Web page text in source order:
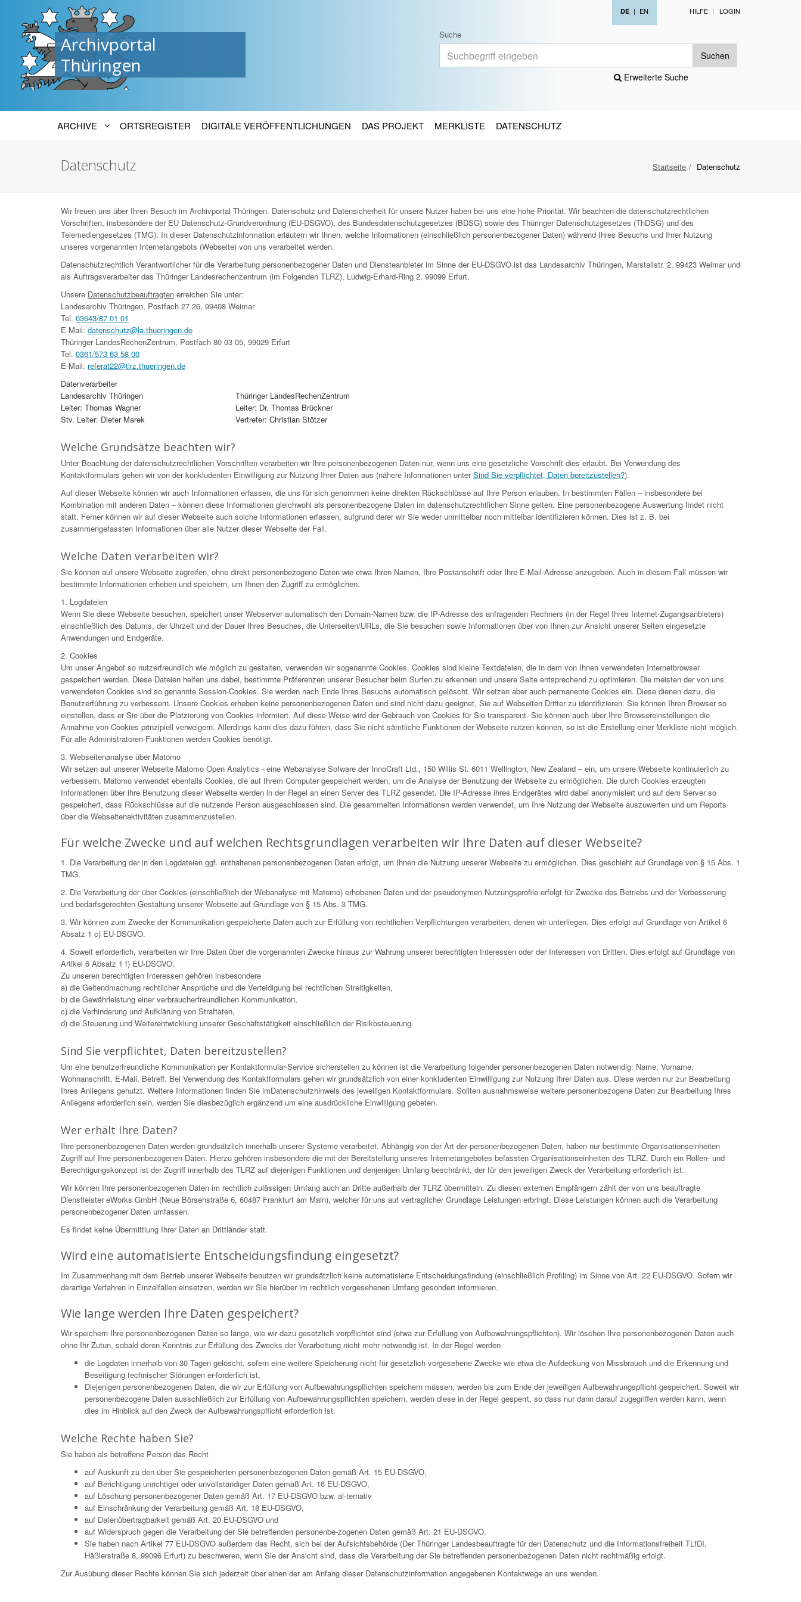
Archivportal
Thüringen
DE | EN HILFE LOGIN
Suche
Suchen
Erweiterte Suche
ARCHIVE ORTSREGISTER DIGITALE VERÖFFENTLICHUNGEN DAS PROJEKT MERKLISTE DATENSCHUTZ
Startseite Datenschutz
Datenschutz
Wir freuen uns über Ihren Besuch im Archivportal Thüringen. Datenschutz und Datensicherheit für unsere Nutzer haben bei uns eine hohe Priorität. Wir beachten die datenschutzrechtlichen
Vorschriften, insbesondere der EU Datenschutz-Grundverordnung (EU-DSGVO), des Bundesdatenschutzgesetzes (BDSG) sowie des Thüringer Datenschutzgesetzes (ThDSG) und des
Telemediengesetzes (TMG). In dieser Datenschutzinformation erläutern wir Ihnen, welche Informationen (einschließlich personenbezogener Daten) während Ihres Besuchs und Ihrer Nutzung
unseres vorgenannten Internetangebots (Webseite) von uns verarbeitet werden.
Datenschutzrechtlich Verantwortlicher für die Verarbeitung personenbezogener Daten und Diensteanbieter im Sinne der EU-DSGVO ist das Landesarchiv Thüringen, Marstallstr. 2, 99423 Weimar und
als Auftragsverarbeiter das Thüringer Landesrechenzentrum (im Folgenden TLRZ), Ludwig-Erhard-Ring 2, 99099 Erfurt.
Unsere Datenschutzbeauftragten erreichen Sie unter:
Landesarchiv Thüringen, Postfach 27 26, 99408 Weimar
Tel. 03643/87 01 01
E-Mail: datenschutz@la.thueringen.de
Thüringer LandesRechenZentrum, Postfach 80 03 05, 99029 Erfurt
Tel. 0361/573 63 58 00
E-Mail: referat22@tlrz.thueringen.de
Datenverarbeiter
Landesarchiv Thüringen
Leiter: Thomas Wagner
Stv. Leiter: Dieter Marek
Thüringer LandesRechenZentrum
Leiter: Dr. Thomas Brückner
Vertreter: Christian Stötzer
Welche Grundsätze beachten wir?
Unter Beachtung der datenschutzrechtlichen Vorschriften verarbeiten wir Ihre personenbezogenen Daten nur, wenn uns eine gesetzliche Vorschrift dies erlaubt. Bei Verwendung des
Kontaktformulars gehen wir von der konkludenten Einwilligung zur Nutzung Ihrer Daten aus (nähere Informationen unterSind Sie verpflichtet, Daten bereitzustellen?).
Auf dieser Webseite können wir auch Informationen erfassen, die uns für sich genommen keine direkten Rückschlüsse auf Ihre Person erlauben. In bestimmten Fällen – insbesondere bei
Kombination mit anderen Daten – können diese Informationen gleichwohl als personenbezogene Daten im datenschutzrechtlichen Sinne gelten. Eine personenbezogene Auswertung findet nicht
statt. Ferner können wir auf dieser Webseite auch solche Informationen erfassen, aufgrund derer wir Sie weder unmittelbar noch mittelbar identifizieren können. Dies ist z. B. bei
zusammengefassten Informationen über alle Nutzer dieser Webseite der Fall.
Welche Daten verarbeiten wir?
Sie können auf unsere Webseite zugreifen, ohne direkt personenbezogene Daten wie etwa Ihren Namen, Ihre Postanschrift oder Ihre E-Mail-Adresse anzugeben. Auch in diesem Fall müssen wir
bestimmte Informationen erheben und speichern, um Ihnen den Zugriff zu ermöglichen.
1. Logdateien
Wenn Sie diese Webseite besuchen, speichert unser Webserver automatisch den Domain-Namen bzw. die IP-Adresse des anfragenden Rechners (in der Regel Ihres Internet-Zugangsanbieters)
einschließlich des Datums, der Uhrzeit und der Dauer Ihres Besuches, die Unterseiten/URLs, die Sie besuchen sowie Informationen über von Ihnen zur Ansicht unserer Seiten eingesetzte
Anwendungen und Endgeräte.
2. Cookies
Um unser Angebot so nutzerfreundlich wie möglich zu gestalten, verwenden wir sogenannte Cookies. Cookies sind kleine Textdateien, die in dem von Ihnen verwendeten Internetbrowser
gespeichert werden. Diese Dateien helfen uns dabei, bestimmte Präferenzen unserer Besucher beim Surfen zu erkennen und unsere Seite entsprechend zu optimieren. Die meisten der von uns
verwendeten Cookies sind so genannte Session-Cookies. Sie werden nach Ende Ihres Besuchs automatisch gelöscht. Wir setzen aber auch permanente Cookies ein. Diese dienen dazu, die
Benutzerführung zu verbessern. Unsere Cookies erheben keine personenbezogenen Daten und sind nicht dazu geeignet, Sie auf Webseiten Dritter zu identifizieren. Sie können Ihren Browser so
einstellen, dass er Sie über die Platzierung von Cookies informiert. Auf diese Weise wird der Gebrauch von Cookies für Sie transparent. Sie können auch über Ihre Browsereinstellungen die
Annahme von Cookies prinzipiell verweigern. Allerdings kann dies dazu führen, dass Sie nicht sämtliche Funktionen der Webseite nutzen können, so ist die Erstellung einer Merkliste nicht möglich.
Für alle Administratoren-Funktionen werden Cookies benötigt.
3. Webseitenanalyse über Matomo
Wir setzen auf unserer Webseite Matomo Open Analytics - eine Webanalyse Sofware der InnoCraft Ltd., 150 Willis St. 6011 Wellington, New Zealand – ein, um unsere Webseite kontinuierlich zu
verbessern. Matomo verwendet ebenfalls Cookies, die auf Ihrem Computer gespeichert werden, um die Analyse der Benutzung der Webseite zu ermöglichen. Die durch Cookies erzeugten
Informationen über ihre Benutzung dieser Webseite werden in der Regel an einen Server des TLRZ gesendet. Die IP-Adresse ihres Endgerätes wird dabei anonymisiert und auf dem Server so
gespeichert, dass Rückschlüsse auf die nutzende Person ausgeschlossen sind. Die gesammelten Informationen werden verwendet, um Ihre Nutzung der Webseite auszuwerten und um Reports
über die Webseitenaktivitäten zusammenzustellen.
Für welche Zwecke und auf welchen Rechtsgrundlagen verarbeiten wir Ihre Daten auf dieser Webseite?
1. Die Verarbeitung der in den Logdateien ggf. enthaltenen personenbezogenen Daten erfolgt, um Ihnen die Nutzung unserer Webseite zu ermöglichen. Dies geschieht auf Grundlage von § 15 Abs. 1
TMG.
2. Die Verarbeitung der über Cookies (einschließlich der Webanalyse mit Matomo) erhobenen Daten und der pseudonymen Nutzungsprofile erfolgt für Zwecke des Betriebs und der Verbesserung
und bedarfsgerechten Gestaltung unserer Webseite auf Grundlage von § 15 Abs. 3 TMG.
3. Wir können zum Zwecke der Kommunikation gespeicherte Daten auch zur Erfüllung von rechtlichen Verpflichtungen verarbeiten, denen wir unterliegen. Dies erfolgt auf Grundlage von Artikel 6
Absatz 1 c) EU-DSGVO.
4. Soweit erforderlich, verarbeiten wir Ihre Daten über die vorgenannten Zwecke hinaus zur Wahrung unserer berechtigten Interessen oder der Interessen von Dritten. Dies erfolgt auf Grundlage von
Artikel 6 Absatz 1 f) EU-DSGVO.
Zu unseren berechtigten Interessen gehören insbesondere
a) die Geltendmachung rechtlicher Ansprüche und die Verteidigung bei rechtlichen Streitigkeiten,
b) die Gewährleistung einer verbraucherfreundlichen Kommunikation,
c) die Verhinderung und Aufklärung von Straftaten,
d) die Steuerung und Weiterentwicklung unserer Geschäftstätigkeit einschließlich der Risikosteuerung.
Sind Sie verpflichtet, Daten bereitzustellen?
Um eine benutzerfreundliche Kommunikation per Kontaktformular-Service sicherstellen zu können ist die Verarbeitung folgender personenbezogenen Daten notwendig: Name, Vorname,
Wohnanschrift, E-Mail, Betreff. Bei Verwendung des Kontaktformulars gehen wir grundsätzlich von einer konkludenten Einwilligung zur Nutzung Ihrer Daten aus. Diese werden nur zur Bearbeitung
Ihres Anliegens genutzt. Weitere Informationen finden Sie imDatenschutzhinweis des jeweiligen Kontaktformulars. Sollten ausnahmsweise weitere personenbezogene Daten zur Bearbeitung Ihres
Anliegens erforderlich sein, werden Sie diesbezüglich ergänzend um eine ausdrückliche Einwilligung gebeten.
Wer erhält Ihre Daten?
Ihre personenbezogenen Daten werden grundsätzlich innerhalb unserer Systeme verarbeitet. Abhängig von der Art der personenbezogenen Daten, haben nur bestimmte Organisationseinheiten
Zugriff auf Ihre personenbezogenen Daten. Hierzu gehören insbesondere die mit der Bereitstellung unseres Internetangebotes befassten Organisationseinheiten des TLRZ. Durch ein Rollen- und
Berechtigungskonzept ist der Zugriff innerhalb des TLRZ auf diejenigen Funktionen und denjenigen Umfang beschränkt, der für den jeweiligen Zweck der Verarbeitung erforderlich ist.
Wir können Ihre personenbezogenen Daten im rechtlich zulässigen Umfang auch an Dritte außerhalb der TLRZ übermitteln. Zu diesen externen Empfängern zählt der von uns beauftragte
Dienstleister eWorks GmbH (Neue Börsenstraße 6, 60487 Frankfurt am Main), welcher für uns auf vertraglicher Grundlage Leistungen erbringt. Diese Leistungen können auch die Verarbeitung
personenbezogener Daten umfassen.
Es findet keine Übermittlung Ihrer Daten an Drittländer statt.
Wird eine automatisierte Entscheidungsfindung eingesetzt?
Im Zusammenhang mit dem Betrieb unserer Webseite benutzen wir grundsätzlich keine automatisierte Entscheidungsfindung (einschließlich Profiling) im Sinne von Art. 22 EU-DSGVO. Sofern wir
derartige Verfahren in Einzelfällen einsetzen, werden wir Sie hierüber im rechtlich vorgesehenen Umfang gesondert informieren.
Wie lange werden Ihre Daten gespeichert?
Wir speichern Ihre personenbezogenen Daten so lange, wie wir dazu gesetzlich verpflichtet sind (etwa zur Erfüllung von Aufbewahrungspflichten). Wir löschen Ihre personenbezogenen Daten auch
ohne Ihr Zutun, sobald deren Kenntnis zur Erfüllung des Zwecks der Verarbeitung nicht mehr notwendig ist. In der Regel werden
die Logdaten innerhalb von 30 Tagen gelöscht, sofern eine weitere Speicherung nicht für gesetzlich vorgesehene Zwecke wie etwa die Aufdeckung von Missbrauch und die Erkennung und
Beseitigung technischer Störungen er-forderlich ist,
Diejenigen personenbezogenen Daten, die wir zur Erfüllung von Aufbewahrungspflichten speichern müssen, werden bis zum Ende der jeweiligen Aufbewahrungspflicht gespeichert. Soweit wir
personenbezogene Daten ausschließlich zur Erfüllung von Aufbewahrungspflichten speichern, werden diese in der Regel gesperrt, so dass nur dann darauf zugegriffen werden kann, wenn
dies im Hinblick auf den Zweck der Aufbewahrungspflicht erforderlich ist.
Welche Rechte haben Sie?
Sie haben als betroffene Person das Recht
auf Auskunft zu den über Sie gespeicherten personenbezogenen Daten gemäß Art. 15 EU-DSGVO,
auf Berichtigung unrichtiger oder unvollständiger Daten gemäß Art. 16 EU-DSGVO,
auf Löschung personenbezogener Daten gemäß Art. 17 EU-DSGVO bzw. al-ternativ
auf Einschränkung der Verarbeitung gemäß Art. 18 EU-DSGVO,
auf Datenübertragbarkeit gemäß Art. 20 EU-DSGVO und
auf Widerspruch gegen die Verarbeitung der Sie betreffenden personenbe-zogenen Daten gemäß Art. 21 EU-DSGVO.
Sie haben nach Artikel 77 EU-DSGVO außerdem das Recht, sich bei der Aufsichtsbehörde (Der Thüringer Landesbeauftragte für den Datenschutz und die Informationsfreiheit TLfDI,
Häßlerstraße 8, 99096 Erfurt) zu beschweren, wenn Sie der Ansicht sind, dass die Verarbeitung der Sie betreffenden personenbezogenen Daten nicht rechtmäßig erfolgt.
Zur Ausübung dieser Rechte können Sie sich jederzeit über einen der am Anfang dieser Datenschutzinformation angegebenen Kontaktwege an uns wenden.